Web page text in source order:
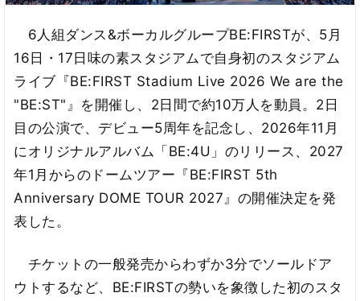
6人組ダンス&ボーカルグループBE:FIRSTが、5月
16日・17日味の素スタジアムで自身初のスタジアム
ライブ『BE:FIRST Stadium Live 2026 We are the
"BE:ST"』を開催し、2日間で約10万人を動員。2日
目の公演で、デビュー5周年を記念し、2026年11月
にオリジナルアルバム「BE:4U」のリリース、2027
年1月からのドームツアー『BE:FIRST 5th
Anniversary DOME TOUR 2027』の開催決定を発
表した。
チケットの一般発売からわずか3分でソールドア
ウトするなど、BE:FIRSTの勢いを象徴した初のスタ